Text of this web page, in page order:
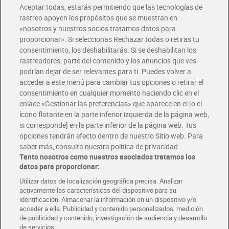
Envío estandar por 4,99€
Glovo y Uber Eats
Solicita tu factura de Glovo o Uber Eats
Únete al CLUB Dia
Disfruta las ventajas y ofertas exclusivas.
Descárgate la APP Dia
Folletos y Tiendas
Descubre las mejores ofertas y busca tu tienda más cercana
Tarjeta MaX Dia
Te devuelve hasta 8€/mes de tus compras.
¡Solicita tu tarjeta de crédito aquí!
COMER MEJOR CADA DIA
COLABORA CON DIA ABRE TU TIENDA DIA CORPORATE
Aceptar todas, estarás permitiendo que las tecnologías de
rastreo apoyen los propósitos que se muestran en
«nosotros y nuestros socios tratamos datos para
proporcionar». Si seleccionas Rechazar todas o retiras tu
consentimiento, los deshabilitarás. Si se deshabilitan los
rastreadores, parte del contenido y los anuncios que ves
podrían dejar de ser relevantes para ti. Puedes volver a
acceder a este menú para cambiar tus opciones o retirar el
consentimiento en cualquier momento haciendo clic en el
enlace «Gestionar las preferencias» que aparece en el [o el
ícono flotante en la parte inferior izquierda de la página web,
si corresponde] en la parte inferior de la página web. Tus
opciones tendrán efecto dentro de nuestro Sitio web. Para
saber más, consulta nuestra política de privacidad.
Tanto nosotros como nuestros asociados tratamos los
datos para proporcionar:
Utilizar datos de localización geográfica precisa. Analizar
activamente las características del dispositivo para su
identificación. Almacenar la información en un dispositivo y/o
acceder a ella. Publicidad y contenido personalizados, medición
de publicidad y contenido, investigación de audiencia y desarrollo
de servicios.